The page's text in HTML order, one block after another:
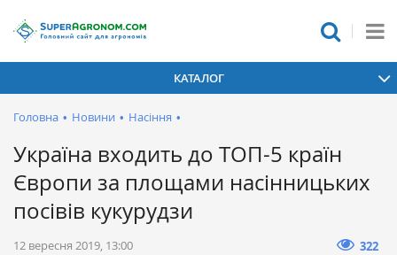
КАТАЛОГ
Головна • Новини • Насіння •
Україна входить до ТОП-5 країн
Європи за площами насінницьких
посівів кукурудзи
12 вересня 2019, 13:00 322